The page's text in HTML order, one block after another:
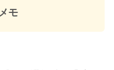
モ